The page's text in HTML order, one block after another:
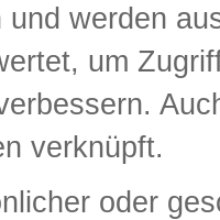
und werden
um
verknüpft.
oder